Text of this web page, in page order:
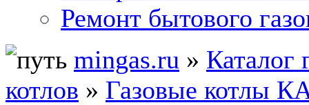
Ремонт бытового
mingas.ru » Каталог
котлов » Газовые котлы